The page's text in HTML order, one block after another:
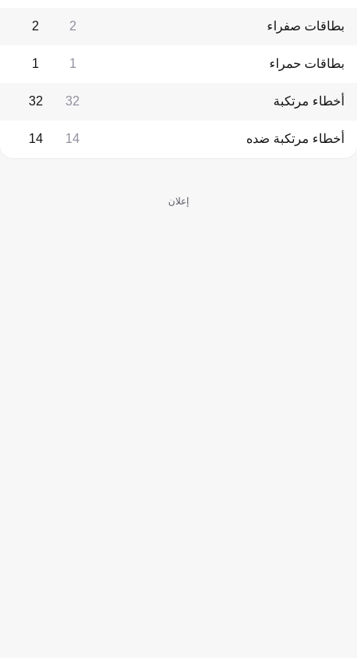
بطاقات صفراء 2
2
بطاقات حمراء 1
1
أخطاء مرتكبة 32
32
أخطاء مرتكبة ضده 14
14
إعلان